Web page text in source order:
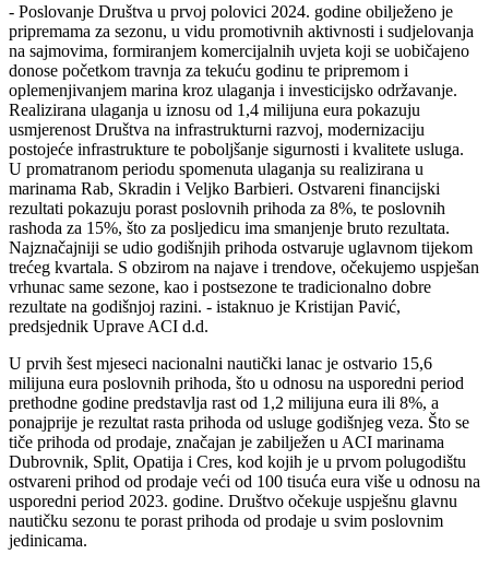
- Poslovanje Društva u prvoj polovici 2024. godine obilježeno je
pripremama za sezonu, u vidu promotivnih aktivnosti i sudjelovanja
na sajmovima, formiranjem komercijalnih uvjeta koji se uobičajeno
donose početkom travnja za tekuću godinu te pripremom i
oplemenjivanjem marina kroz ulaganja i investicijsko održavanje.
Realizirana ulaganja u iznosu od 1,4 milijuna eura pokazuju
usmjerenost Društva na infrastrukturni razvoj, modernizaciju
postojeće infrastrukture te poboljšanje sigurnosti i kvalitete usluga.
U promatranom periodu spomenuta ulaganja su realizirana u
marinama Rab, Skradin i Veljko Barbieri. Ostvareni financijski
rezultati pokazuju porast poslovnih prihoda za 8%, te poslovnih
rashoda za 15%, što za posljedicu ima smanjenje bruto rezultata.
Najznačajniji se udio godišnjih prihoda ostvaruje uglavnom tijekom
trećeg kvartala. S obzirom na najave i trendove, očekujemo uspješan
vrhunac same sezone, kao i postsezone te tradicionalno dobre
rezultate na godišnjoj razini. - istaknuo je Kristijan Pavić,
predsjednik Uprave ACI d.d.
U prvih šest mjeseci nacionalni nautički lanac je ostvario 15,6
milijuna eura poslovnih prihoda, što u odnosu na usporedni period
prethodne godine predstavlja rast od 1,2 milijuna eura ili 8%, a
ponajprije je rezultat rasta prihoda od usluge godišnjeg veza. Što se
tiče prihoda od prodaje, značajan je zabilježen u ACI marinama
Dubrovnik, Split, Opatija i Cres, kod kojih je u prvom polugodištu
ostvareni prihod od prodaje veći od 100 tisuća eura više u odnosu na
usporedni period 2023. godine. Društvo očekuje uspješnu glavnu
nautičku sezonu te porast prihoda od prodaje u svim poslovnim
jedinicama.